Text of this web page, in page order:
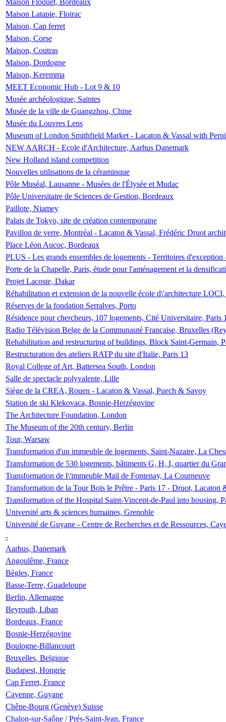
Maison Floquet, Bordeaux
Maison Latapie, Floirac
Maison, Cap ferret
Maison, Corse
Maison, Coutras
Maison, Dordogne
Maison, Keremma
MEET Economic Hub - Lot 9 & 10
Musée archéologique, Saintes
Musée de la ville de Guangzhou, Chine
Musée du Louvres Lens
Museum of London Smithfield Market - Lacaton & Vassal with
NEW AARCH - Ecole d'Architecture, Aarhus Danemark
New Holland island competition
Nouvelles utilisations de la céraminque
Pôle Muséal, Lausanne - Musées de l'Élysée et Mudac
Pôle Universitaire de Sciences de Gestion, Bordeaux
Paillote, Niamey
Palais de Tokyo, site de création contemporaine
Pavillon de verre, Montréal - Lacaton & Vassal, Frédéric Druot
Place Léon Aucoc, Bordeaux
PLUS - Les grands ensembles de logements - Territoires
Porte de la Chapelle, Paris, étude pour l'aménagement et la
Projet Lacoste, Dakar
Réhabilitation et extension de la nouvelle école d\'architecture
Réserves de la fondation Serralves, Porto
Résidence pour chercheurs, 107 logements, Cité Universitaire, Paris
Radio Télévision Belge de la Communauté Française, Bruxelles
Rehabilitation and restructuring of buildings, Block Saint-Germain,
Restructuration des ateliers RATP du site d'Italie, Paris 13
Royal College of Art, Battersea South, London
Salle de spectacle polyvalente, Lille
Siège de la CREA, Rouen - Lacaton & Vassal, Puech & Savoy
Station de ski Klekovaca, Bosnie-Herzégovine
The Architecture Foundation, London
The Museum of the 20th century, Berlin
Tour, Warsaw
Transformation d'un immeuble de logements, Saint-Nazaire, La
Transformation de 530 logements, bâtiments G, H, I, quartier du
Transformation de l\'immeuble Mail de Fontenay, La Courneuve
Transformation de la Tour Bois le Prêtre - Paris 17 - Druot, Lacaton
Transformation of the Hospital Saint-Vincent-de-Paul into housing,
Université arts & sciences humaines, Grenoble
Université de Guyane - Centre de Recherches et de Ressources,
-
Aarhus, Danemark
Angoulême, France
Bègles, France
Basse-Terre, Guadeloupe
Berlin, Allemagne
Beyrouth, Liban
Bordeaux, France
Bosnie-Herzégovine
Boulogne-Billancourt
Bruxelles, Belgique
Budapest, Hongrie
Cap Ferret, France
Cayenne, Guyane
Chêne-Bourg (Genève) Suisse
Chalon-sur-Saône / Prés-Saint-Jean, France